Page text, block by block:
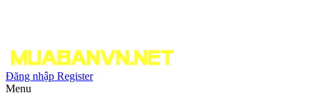
Đăng nhập Register
Menu